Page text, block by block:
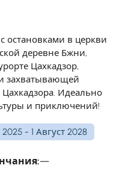
остановками в церкви
деревне Бжни,
Цахкадзор,
захватывающей
Идеально
и приключений!
2025 - 1 Август 2028
—